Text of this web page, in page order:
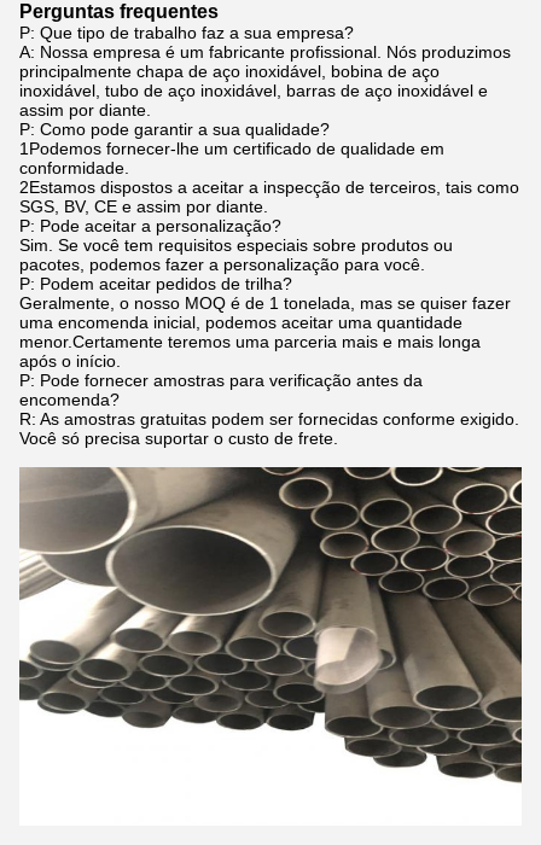
Perguntas frequentes
P: Que tipo de trabalho faz a sua empresa?
A: Nossa empresa é um fabricante profissional. Nós produzimos
principalmente chapa de aço inoxidável, bobina de aço
inoxidável, tubo de aço inoxidável, barras de aço inoxidável e
assim por diante.
P: Como pode garantir a sua qualidade?
1Podemos fornecer-lhe um certificado de qualidade em
conformidade.
2Estamos dispostos a aceitar a inspecção de terceiros, tais como
SGS, BV, CE e assim por diante.
P: Pode aceitar a personalização?
Sim. Se você tem requisitos especiais sobre produtos ou
pacotes, podemos fazer a personalização para você.
P: Podem aceitar pedidos de trilha?
Geralmente, o nosso MOQ é de 1 tonelada, mas se quiser fazer
uma encomenda inicial, podemos aceitar uma quantidade
menor.Certamente teremos uma parceria mais e mais longa
após o início.
P: Pode fornecer amostras para verificação antes da
encomenda?
R: As amostras gratuitas podem ser fornecidas conforme exigido.
Você só precisa suportar o custo de frete.